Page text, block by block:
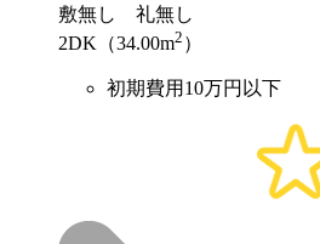
敷無し 礼無し
2DK（34.00m2 ）
初期費用10万円以下